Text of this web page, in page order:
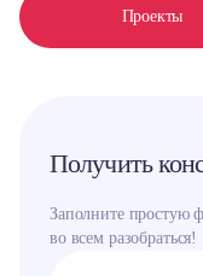
Проекты
Получить
Заполните
во всем разобраться!